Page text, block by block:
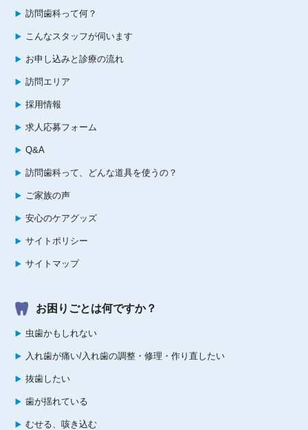
訪問歯科って何？
こんなスタッフが伺います
お申し込みと診療の流れ
訪問エリア
採用情報
求人応募フォーム
Q&A
訪問歯科って、どんな道具を使うの？
ご家族の声
安心のケアグッズ
サイトポリシー
サイトマップ
お困りごとは何ですか？
虫歯かもしれない
入れ歯が痛い/入れ歯の調整・修理・作り直したい
抜歯したい
歯が揺れている
むせる、咳き込む